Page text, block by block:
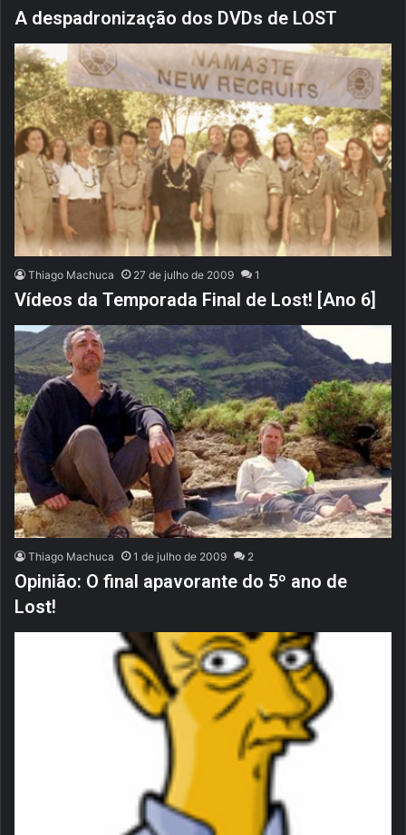
A despadronização dos DVDs de LOST
Thiago Machuca 27 de julho de 2009 1
Vídeos da Temporada Final de Lost! [Ano 6]
Thiago Machuca 1 de julho de 2009 2
Opinião: O final apavorante do 5º ano de
Lost!